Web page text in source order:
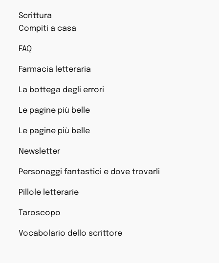
Scrittura
Compiti a casa
FAQ
Farmacia letteraria
La bottega degli errori
Le pagine più belle
Le pagine più belle
Newsletter
Personaggi fantastici e dove trovarli
Pillole letterarie
Taroscopo
Vocabolario dello scrittore